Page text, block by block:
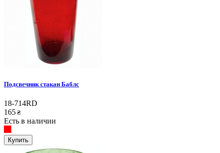
Подсвечник стакан Баблс
18-714RD
165 ₴
Есть в наличии
Купить